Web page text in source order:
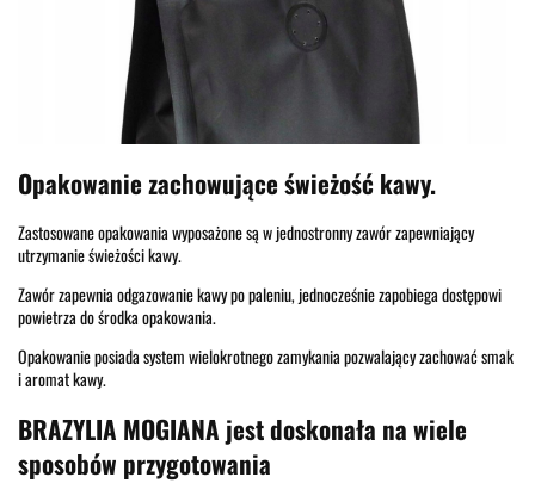
Opakowanie zachowujące świeżość kawy.
Zastosowane opakowania wyposażone są w jednostronny zawór zapewniający
utrzymanie świeżości kawy.
Zawór zapewnia odgazowanie kawy po paleniu, jednocześnie zapobiega dostępowi
powietrza do środka opakowania.
Opakowanie posiada system wielokrotnego zamykania pozwalający zachować smak
i aromat kawy.
BRAZYLIA MOGIANA jest doskonała na wiele
sposobów przygotowania